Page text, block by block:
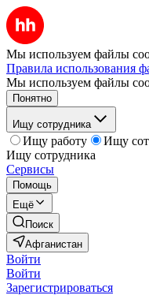
Мы используем файлы
Правила использования
Мы используем файлы
Понятно
Ищу сотрудника
Ищу работу
Ищу
Ищу сотрудника
Сервисы
Помощь
Ещё
Поиск
Афганистан
Войти
Войти
Зарегистрироваться